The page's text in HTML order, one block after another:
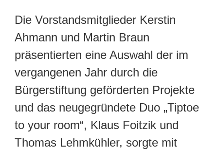
Die Vorstandsmitglieder Kerstin
Ahmann und Martin Braun
präsentierten eine Auswahl der im
vergangenen Jahr durch die
Bürgerstiftung geförderten Projekte
und das neugegründete Duo „Tiptoe
to your room“, Klaus Foitzik und
Thomas Lehmkühler, sorgte mit